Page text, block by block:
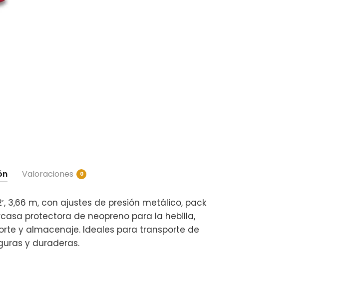
Valoraciones 0
3,66 m, con ajustes de presión metálico, pack
protectora de neopreno para la hebilla,
y almacenaje. Ideales para transporte de
y duraderas.